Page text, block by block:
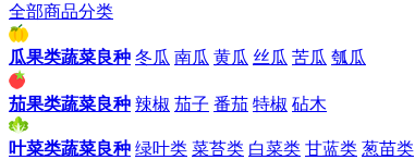
全部商品分类
瓜果类蔬菜良种 冬瓜 南瓜 黄瓜 丝瓜 苦瓜 瓠瓜
茄果类蔬菜良种 辣椒 茄子 番茄 特椒 砧木
叶菜类蔬菜良种 绿叶类 菜苔类 白菜类 甘蓝类 葱苗类